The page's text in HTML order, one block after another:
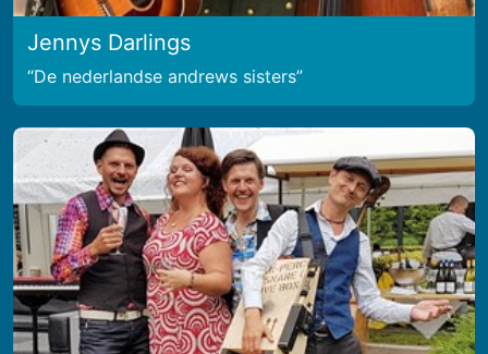
Jennys Darlings
De nederlandse andrews sisters